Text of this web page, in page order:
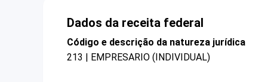
Dados da receita federal
Código e descrição da natureza jurídica
213 | EMPRESARIO (INDIVIDUAL)